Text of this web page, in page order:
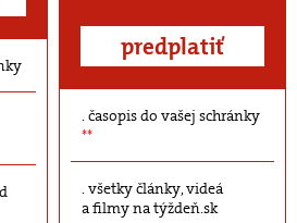
predplatiť
časopis do vašej schránky
**
všetky články, videá
a filmy na týždeň.sk